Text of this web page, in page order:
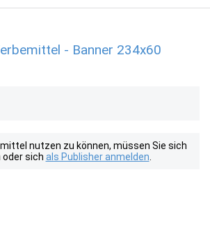
- Banner 234x60
nutzen zu können, müssen Sie sich
oder sich als Publisher anmelden